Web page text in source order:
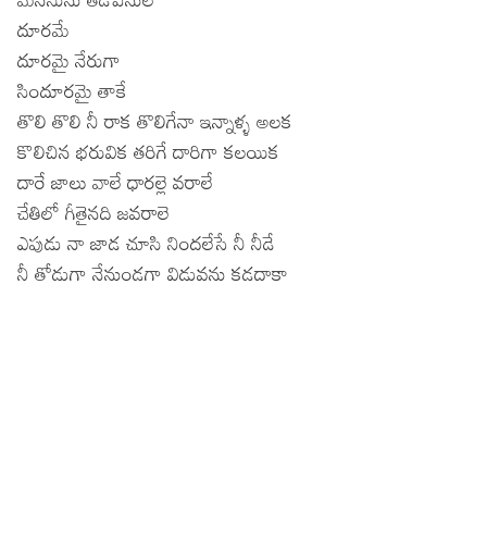
దూరమే
దూరమై నేరుగా
సిందూరమై తాకే
తొలి తొలి నీ రాక తొలిగేనా ఇన్నాళ్ళ అలక
కొలిచిన భరువిక తరిగే దారిగా కలయిక
దారే జాలు వాలే ధారల్లె వరాలే
చేతిలో గీతైనది జవరాలె
ఎపుడు నా జాడ చూసి నిందలేసే నీ నీడే
నీ తోడుగా నేనుండగా విడువను కడదాకా